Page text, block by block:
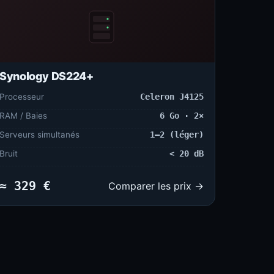
Synology DS224+
Processeur
Celeron J4125
RAM / Baies
6 Go · 2×
Serveurs simultanés
1–2 (léger)
Bruit
< 20 dB
≈ 329 € Comparer les prix →